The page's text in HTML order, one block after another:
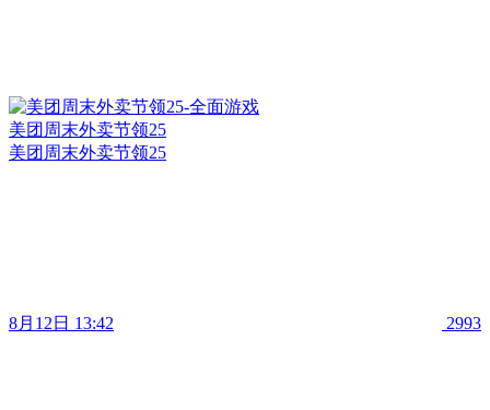
美团周末外卖节领25
美团周末外卖节领25
8月12日 13:42 2993